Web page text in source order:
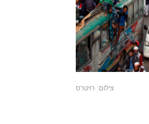
צילום: רויטרס